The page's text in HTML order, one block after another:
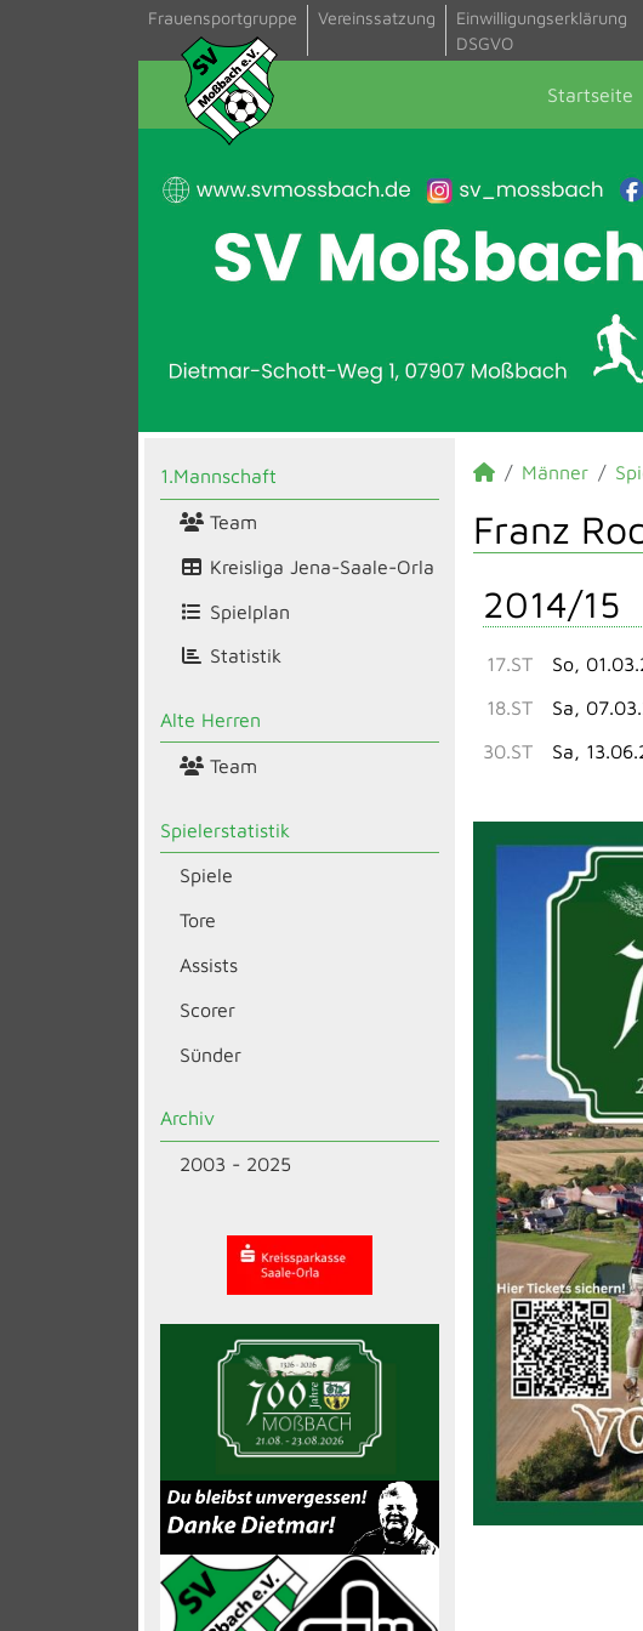
Frauensportgruppe Vereinssatzung
Einwilligungserklärung
DSGVO
Startseite
1.Mannschaft
Team
Kreisliga Jena-Saale-Orla
Spielplan
Statistik
Alte Herren
Team
Spielerstatistik
Spiele
Tore
Assists
Scorer
Sünder
Archiv
2003 - 2025
Männer
Franz
2014/15
17.ST So,
18.ST Sa,
30.ST Sa,